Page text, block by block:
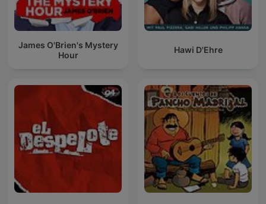
James O'Brien's Mystery
Hour
Hawi D'Ehre